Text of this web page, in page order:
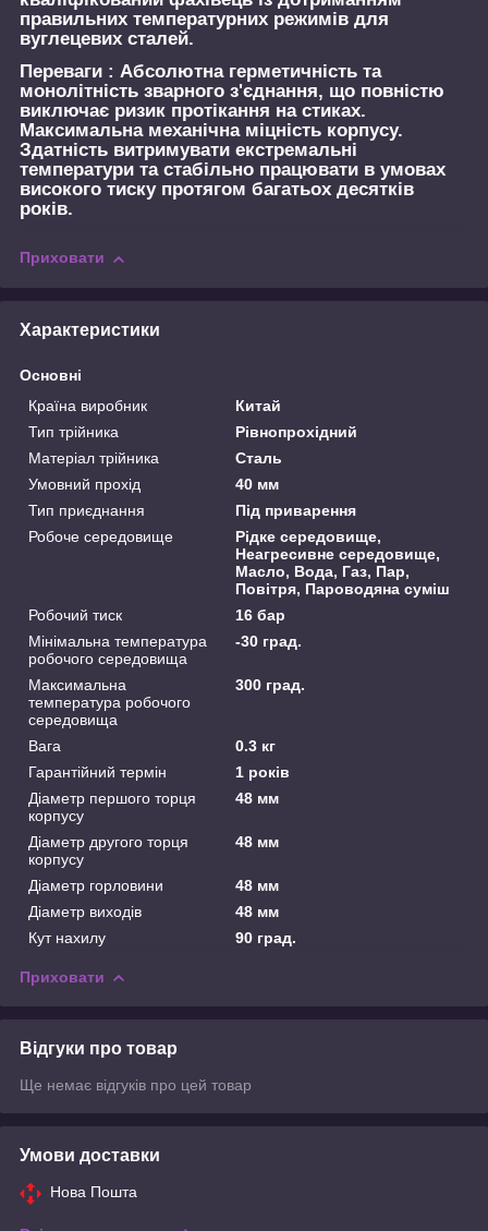
правильних температурних режимів для
вуглецевих сталей.
Переваги : Абсолютна герметичність та
монолітність зварного з'єднання, що повністю
виключає ризик протікання на стиках.
Максимальна механічна міцність корпусу.
Здатність витримувати екстремальні
температури та стабільно працювати в умовах
високого тиску протягом багатьох десятків
років.
Приховати
Характеристики
Основні
Країна виробник
Китай
Тип трійника
Рівнопрохідний
Матеріал трійника
Сталь
Умовний прохід
40 мм
Тип приєднання
Під приварення
Робоче середовище
Рідке середовище,
Неагресивне середовище,
Масло, Вода, Газ, Пар,
Повітря, Пароводяна суміш
Робочий тиск
16 бар
Мінімальна температура
робочого середовища
-30 град.
Максимальна
температура робочого
середовища
300 град.
Вага
0.3 кг
Гарантійний термін
1 років
Діаметр першого торця
корпусу
48 мм
Діаметр другого торця
корпусу
48 мм
Діаметр горловини
48 мм
Діаметр виходів
48 мм
Кут нахилу
90 град.
Приховати
Відгуки про товар
Ще немає відгуків про цей товар
Умови доставки
Нова Пошта